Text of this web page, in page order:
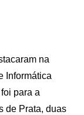
na
Informática
para a
de Prata, duas